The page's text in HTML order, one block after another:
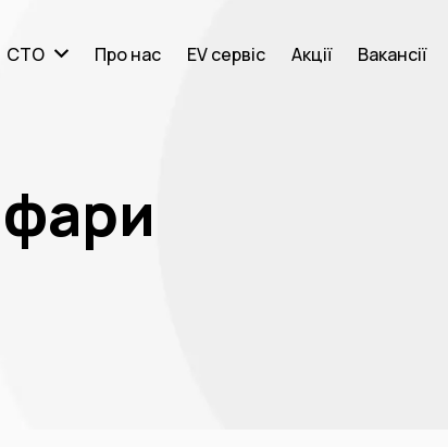
СТО Про нас EV сервіс Акції Вакансії